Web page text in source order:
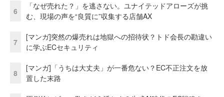
6
「なぜ売れた？」を逃さない。ユナイテッドアローズが挑
む、現場の声を“良質に”収集する店舗AX
7
[マンガ]突然の爆売れは地獄への招待状？トド会長の勘違い
に学ぶECセキュリティ
8
[マンガ]「うちは大丈夫」が一番危ない？EC不正注文を放
置した末路